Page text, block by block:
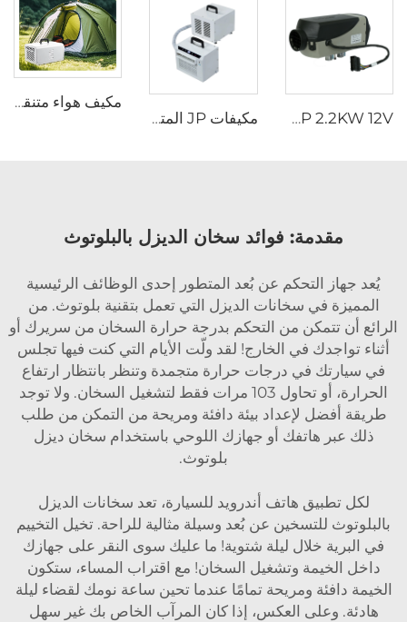
JP 2.2KW 12V سخان وقوف السيارات الهواء سخان غاز للسيارات الشاحنات القوارب المقطورة مكيفات JP المتنقلة بنظام التحكم عن بعد، موديل 110 فولت، مكيف هواء للسيارة من نوع السبليت، مناسب للتخييم في الخيم والمركبات الترفيهية (RV)
مكيف هواء متنقل من JP، 220 فولت/50 هرتز، 220 فولت/60 هرتز، الكل في واحد R134a، تكييف متنقل
مقدمة: فوائد سخان الديزل بالبلوتوث
يُعد جهاز التحكم عن بُعد المتطور إحدى الوظائف الرئيسية
المميزة في سخانات الديزل التي تعمل بتقنية بلوتوث. من
الرائع أن تتمكن من التحكم بدرجة حرارة السخان من سريرك أو
أثناء تواجدك في الخارج! لقد ولّت الأيام التي كنت فيها تجلس
في سيارتك في درجات حرارة متجمدة وتنظر بانتظار ارتفاع
الحرارة، أو تحاول 103 مرات فقط لتشغيل السخان. ولا توجد
طريقة أفضل لإعداد بيئة دافئة ومريحة من التمكن من طلب
ذلك عبر هاتفك أو جهازك اللوحي باستخدام سخان ديزل
بلوتوث.
لكل تطبيق هاتف أندرويد للسيارة، تعد سخانات الديزل
بالبلوتوث للتسخين عن بُعد وسيلة مثالية للراحة. تخيل التخييم
في البرية خلال ليلة شتوية! ما عليك سوى النقر على جهازك
داخل الخيمة وتشغيل السخان! مع اقتراب المساء، ستكون
الخيمة دافئة ومريحة تمامًا عندما تحين ساعة نومك لقضاء ليلة
هادئة. وعلى العكس، إذا كان المرآب الخاص بك غير سهل